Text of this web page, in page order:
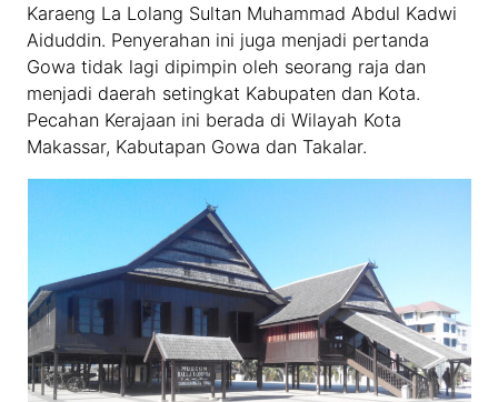
Karaeng La Lolang Sultan Muhammad Abdul Kadwi
Aiduddin. Penyerahan ini juga menjadi pertanda
Gowa tidak lagi dipimpin oleh seorang raja dan
menjadi daerah setingkat Kabupaten dan Kota.
Pecahan Kerajaan ini berada di Wilayah Kota
Makassar, Kabutapan Gowa dan Takalar.